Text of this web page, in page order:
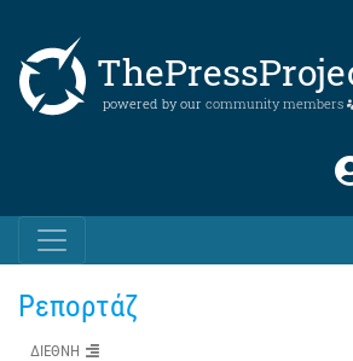
powered by our community members
Ρεπορτάζ
ΔΙΕΘΝΗ